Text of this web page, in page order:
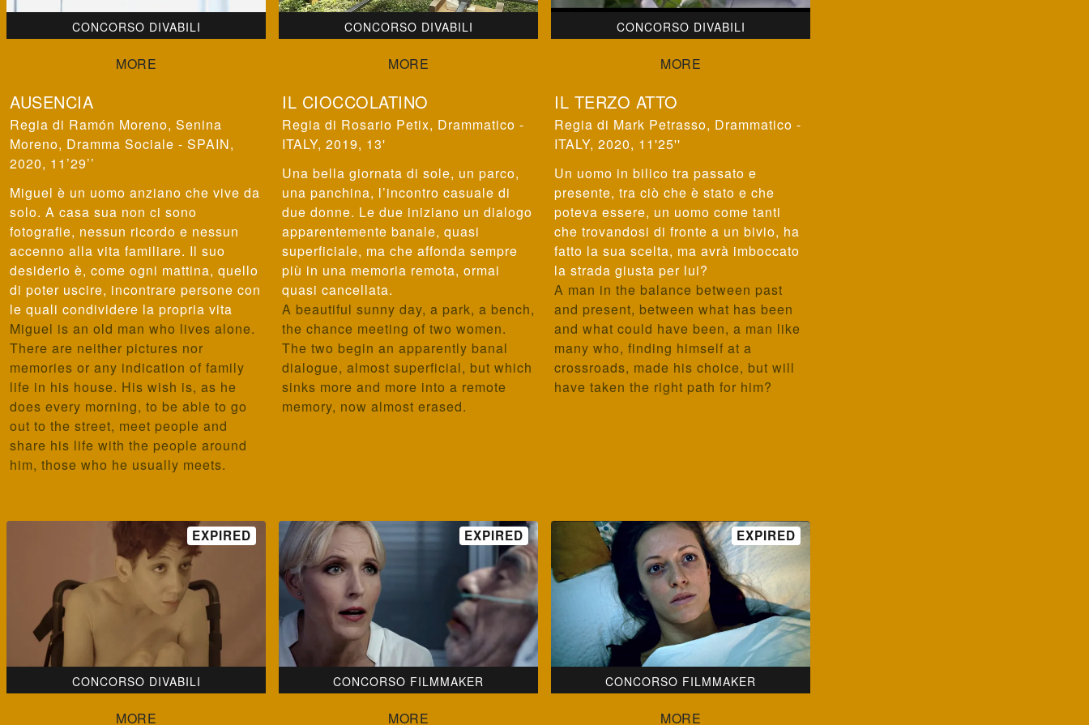
CONCORSO DIVABILI
AUSENCIA
Ramón Moreno, Senina
Moreno, Dramma Sociale - SPAIN,
2020, 11’29’’
Miguel è un uomo anziano che vive da
solo. A casa sua non ci sono
fotografie, nessun ricordo e nessun
accenno alla vita familiare. Il suo
desiderio è, come ogni mattina, quello
di poter uscire, incontrare persone con
le quali condividere la propria vita
Miguel is an old man who lives alone.
There are neither pictures nor
memories or any indication of family
life in his house. His wish is, as he
does every morning, to be able to go
out to the street, meet people and
share his life with the people around
him, those who he usually meets.
CONCORSO DIVABILI
IL CIOCCOLATINO
Rosario Petix, Drammatico -
ITALY, 2019, 13'
Una bella giornata di sole, un parco,
una panchina, l’incontro casuale di
due donne. Le due iniziano un dialogo
apparentemente banale, quasi
superficiale, ma che affonda sempre
più in una memoria remota, ormai
quasi cancellata.
A beautiful sunny day, a park, a bench,
the chance meeting of two women.
The two begin an apparently banal
dialogue, almost superficial, but which
sinks more and more into a remote
memory, now almost erased.
CONCORSO DIVABILI
IL TERZO ATTO
Mark Petrasso, Drammatico -
ITALY, 2020, 11'25''
Un uomo in bilico tra passato e
presente, tra ciò che è stato e che
poteva essere, un uomo come tanti
che trovandosi di fronte a un bivio, ha
fatto la sua scelta, ma avrà imboccato
la strada giusta per lui?
A man in the balance between past
and present, between what has been
and what could have been, a man like
many who, finding himself at a
crossroads, made his choice, but will
have taken the right path for him?
CONCORSO DIVABILI CONCORSO FILMMAKER CONCORSO FILMMAKER